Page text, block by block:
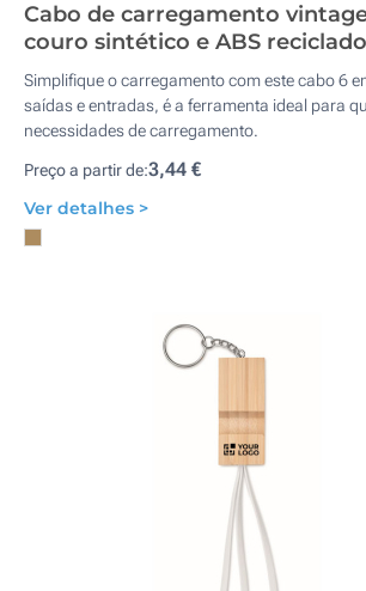
Cabo de carregamento
couro sintético e ABS reciclado
Simplifique o carregamento com este cabo 6
saídas e entradas, é a ferramenta ideal para
necessidades de carregamento.
Preço a partir de:3,44 €
Ver detalhes >